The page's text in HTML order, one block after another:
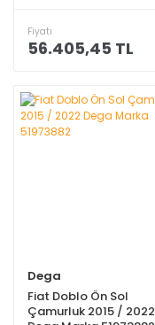
Fiyatı
56.405,45 TL
Dega
Fiat Doblo Ön Sol
Çamurluk 2015 / 2022